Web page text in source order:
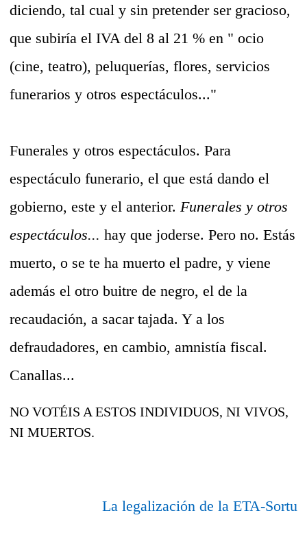
diciendo, tal cual y sin pretender ser gracioso,
que subiría el IVA del 8 al 21 % en " ocio
(cine, teatro), peluquerías, flores, servicios
funerarios y otros espectáculos..."
Funerales y otros espectáculos. Para
espectáculo funerario, el que está dando el
gobierno, este y el anterior. Funerales y otros
espectáculos... hay que joderse. Pero no. Estás
muerto, o se te ha muerto el padre, y viene
además el otro buitre de negro, el de la
recaudación, a sacar tajada. Y a los
defraudadores, en cambio, amnistía fiscal.
Canallas...
NO VOTÉIS A ESTOS INDIVIDUOS, NI VIVOS,
NI MUERTOS.
La legalización de la ETA-Sortu